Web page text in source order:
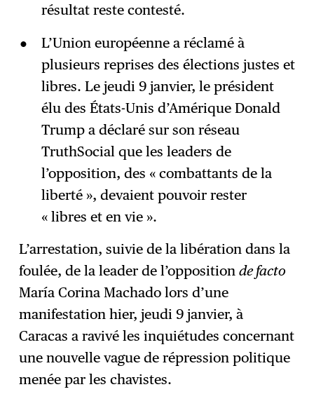
résultat reste contesté.
L’Union européenne a réclamé à
plusieurs reprises des élections justes et
libres. Le jeudi 9 janvier, le président
élu des États-Unis d’Amérique Donald
Trump a déclaré sur son réseau
TruthSocial que les leaders de
l’opposition, des « combattants de la
liberté », devaient pouvoir rester
« libres et en vie ».
L’arrestation, suivie de la libération dans la
foulée, de la leader de l’oppositionde facto
María Corina Machado lors d’une
manifestation hier, jeudi 9 janvier, à
Caracas a ravivé les inquiétudes concernant
une nouvelle vague de répression politique
menée par les chavistes.